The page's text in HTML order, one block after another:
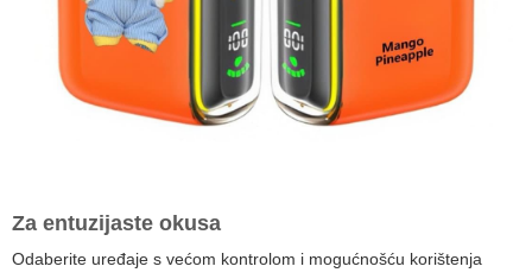
Za entuzijaste okusa
Odaberite uređaje s većom kontrolom i mogućnošću korištenja